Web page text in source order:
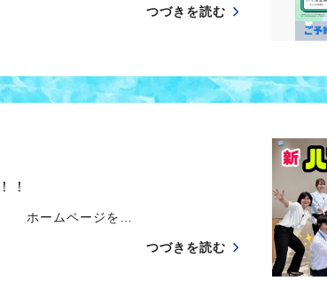
つづきを読む
！
ホームページを…
つづきを読む